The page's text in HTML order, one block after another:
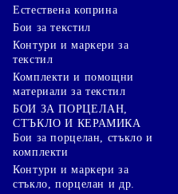
Естествена коприна
Бои за текстил
Контури и маркери за
текстил
Комплекти и помощни
материали за текстил
БОИ ЗА ПОРЦЕЛАН,
СТЪКЛО И КЕРАМИКА
Бои за порцелан, стъкло и
комплекти
Контури и маркери за
стъкло, порцелан и др.